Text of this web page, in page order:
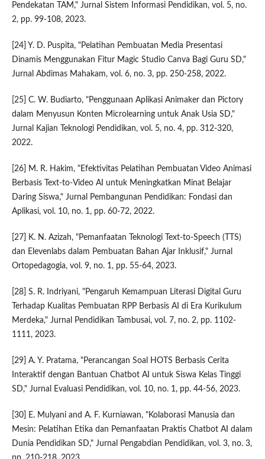
Pendekatan TAM," Jurnal Sistem Informasi Pendidikan, vol. 5, no.
2, pp. 99-108, 2023.
[24] Y. D. Puspita, "Pelatihan Pembuatan Media Presentasi
Dinamis Menggunakan Fitur Magic Studio Canva Bagi Guru SD,"
Jurnal Abdimas Mahakam, vol. 6, no. 3, pp. 250-258, 2022.
[25] C. W. Budiarto, "Penggunaan Aplikasi Animaker dan Pictory
dalam Menyusun Konten Microlearning untuk Anak Usia SD,"
Jurnal Kajian Teknologi Pendidikan, vol. 5, no. 4, pp. 312-320,
2022.
[26] M. R. Hakim, "Efektivitas Pelatihan Pembuatan Video Animasi
Berbasis Text-to-Video AI untuk Meningkatkan Minat Belajar
Daring Siswa," Jurnal Pembangunan Pendidikan: Fondasi dan
Aplikasi, vol. 10, no. 1, pp. 60-72, 2022.
[27] K. N. Azizah, "Pemanfaatan Teknologi Text-to-Speech (TTS)
dan Elevenlabs dalam Pembuatan Bahan Ajar Inklusif," Jurnal
Ortopedagogia, vol. 9, no. 1, pp. 55-64, 2023.
[28] S. R. Indriyani, "Pengaruh Kemampuan Literasi Digital Guru
Terhadap Kualitas Pembuatan RPP Berbasis AI di Era Kurikulum
Merdeka," Jurnal Pendidikan Tambusai, vol. 7, no. 2, pp. 1102-
1111, 2023.
[29] A. Y. Pratama, "Perancangan Soal HOTS Berbasis Cerita
Interaktif dengan Bantuan Chatbot AI untuk Siswa Kelas Tinggi
SD," Jurnal Evaluasi Pendidikan, vol. 10, no. 1, pp. 44-56, 2023.
[30] E. Mulyani and A. F. Kurniawan, "Kolaborasi Manusia dan
Mesin: Pelatihan Etika dan Pemanfaatan Praktis Chatbot AI dalam
Dunia Pendidikan SD," Jurnal Pengabdian Pendidikan, vol. 3, no. 3,